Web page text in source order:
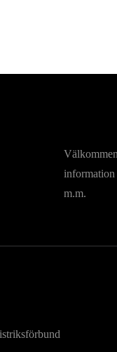
information
m.m.